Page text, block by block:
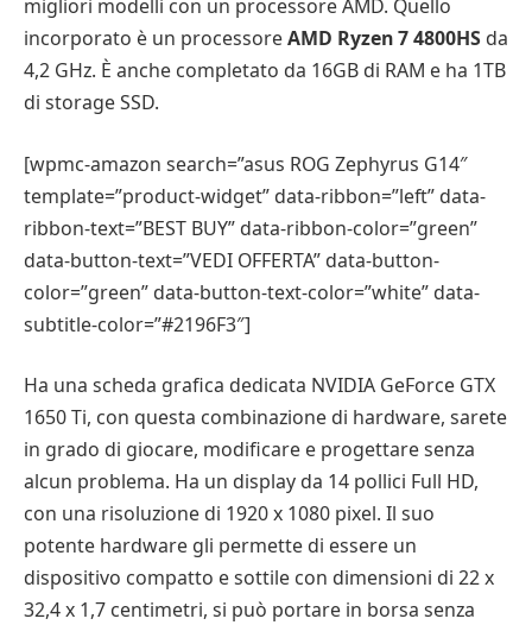
migliori modelli con un processore AMD. Quello
incorporato è un processoreAMD Ryzen 7 4800HS da
4,2 GHz. È anche completato da 16GB di RAM e ha 1TB
di storage SSD.
[wpmc-amazon search=”asus ROG Zephyrus G14″
template=”product-widget” data-ribbon=”left” data-
ribbon-text=”BEST BUY” data-ribbon-color=”green”
data-button-text=”VEDI OFFERTA” data-button-
color=”green” data-button-text-color=”white” data-
subtitle-color=”#2196F3″]
Ha una scheda grafica dedicata NVIDIA GeForce GTX
1650 Ti, con questa combinazione di hardware, sarete
in grado di giocare, modificare e progettare senza
alcun problema. Ha un display da 14 pollici Full HD,
con una risoluzione di 1920 x 1080 pixel. Il suo
potente hardware gli permette di essere un
dispositivo compatto e sottile con dimensioni di 22 x
32,4 x 1,7 centimetri, si può portare in borsa senza